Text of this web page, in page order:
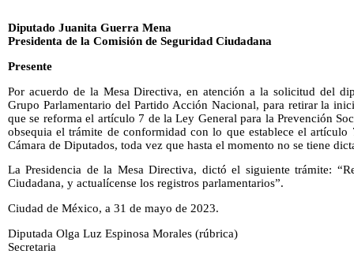
Diputado Juanita Guerra Mena
Presidenta de la Comisión de Seguridad Ciudadana
Presente
Por acuerdo de la Mesa Directiva, en atención a la solicitud del
Grupo Parlamentario del Partido Acción Nacional, para retirar la
que se reforma el artículo 7 de la Ley General para la Prevención
obsequia el trámite de conformidad con lo que establece el
Cámara de Diputados, toda vez que hasta el momento no se tiene
La Presidencia de la Mesa Directiva, dictó el siguiente trámite:
Ciudadana, y actualícense los registros parlamentarios”.
Ciudad de México, a 31 de mayo de 2023.
Diputada Olga Luz Espinosa Morales (rúbrica)
Secretaria